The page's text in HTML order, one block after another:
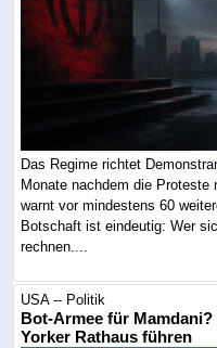
Das Regime richtet
Monate nachdem die Proteste
warnt vor mindestens 60
Botschaft ist eindeutig: Wer
rechnen....
USA -- Politik
Bot-Armee für
Yorker Rathaus führen